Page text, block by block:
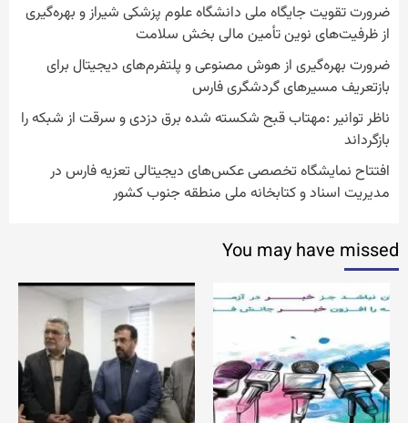
ضرورت تقویت جایگاه ملی دانشگاه علوم پزشکی شیراز و بهره‌گیری
از ظرفیت‌های نوین تأمین مالی بخش سلامت
ضرورت بهره‌گیری از هوش مصنوعی و پلتفرم‌های دیجیتال برای
بازتعریف مسیرهای گردشگری فارس
ناظر توانیر :مهتاب قبح شکسته شده برق دزدی و سرقت از شبکه را
بازگرداند
افتتاح نمایشگاه تخصصی عکس‌های دیجیتالی تعزیه فارس در
مدیریت اسناد و کتابخانه ملی منطقه جنوب کشور
You may have missed